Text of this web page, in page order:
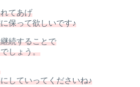
てあげ
保って欲しいです♪
続することで
しょう。
していってくださいね♪